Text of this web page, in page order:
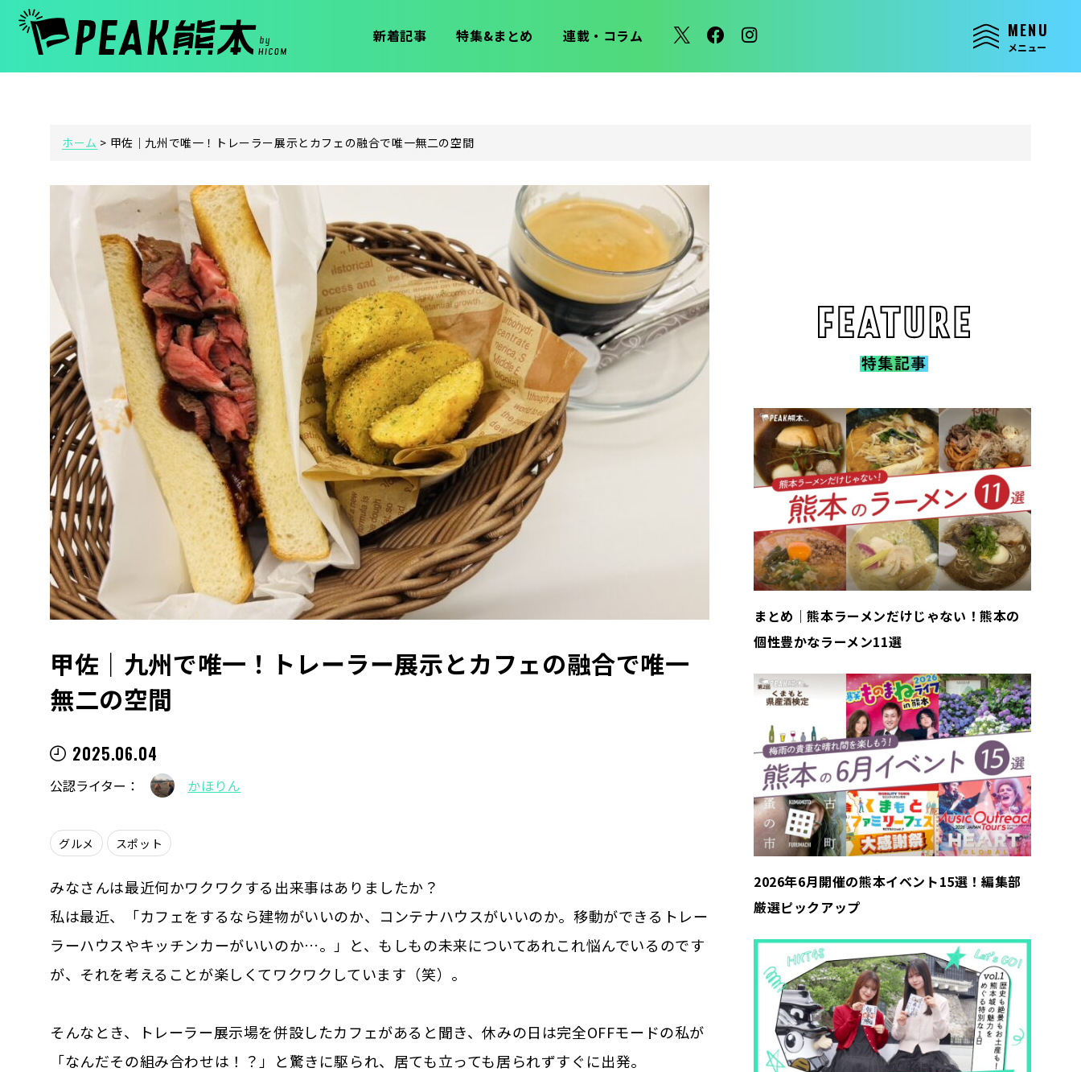
新着記事 特集&まとめ 連載・コラム MENU
メニュー
ホーム > 甲佐｜九州で唯一！トレーラー展示とカフェの融合で唯一無二の空間
甲佐｜九州で唯一！トレーラー展示とカフェの融合で唯一
無二の空間
2025.06.04
公認ライター： かほりん
グルメ スポット
みなさんは最近何かワクワクする出来事はありましたか？
私は最近、「カフェをするなら建物がいいのか、コンテナハウスがいいのか。移動ができるトレー
ラーハウスやキッチンカーがいいのか…。」と、もしもの未来についてあれこれ悩んでいるのです
が、それを考えることが楽しくてワクワクしています（笑）。
そんなとき、トレーラー展示場を併設したカフェがあると聞き、休みの日は完全OFFモードの私が
「なんだその組み合わせは！？」と驚きに駆られ、居ても立っても居られずすぐに出発。
まとめ｜熊本ラーメンだけじゃない！熊本の
個性豊かなラーメン11選
2026年6月開催の熊本イベント15選！編集部
厳選ピックアップ